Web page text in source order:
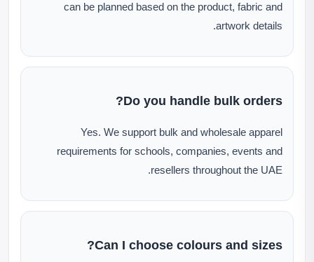
can be planned based on the product, fabric and
artwork details.
Do you handle bulk orders?
Yes. We support bulk and wholesale apparel
requirements for schools, companies, events and
resellers throughout the UAE.
Can I choose colours and sizes?